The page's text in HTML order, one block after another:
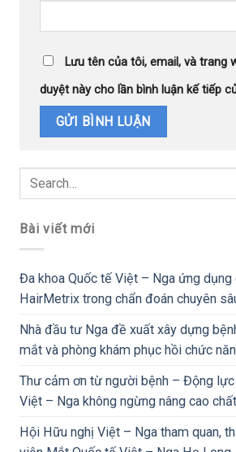
Lưu tên của tôi, email, và trang
duyệt này cho lần bình luận kế tiếp
Bài viết mới
Đa khoa Quốc tế Việt – Nga ứng dụng
HairMetrix trong chẩn đoán chuyên
Nhà đầu tư Nga đề xuất xây dựng
mắt và phòng khám phục hồi chức
Thư cảm ơn từ người bệnh – Động
Việt – Nga không ngừng nâng cao
Hội Hữu nghị Việt – Nga tham quan,